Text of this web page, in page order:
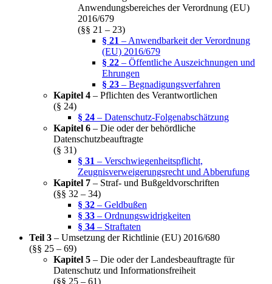
Anwendungsbereiches der Verordnung (EU)
2016/679
(§§ 21 – 23)
§ 21 – Anwendbarkeit der Verordnung
(EU) 2016/679
§ 22 – Öffentliche Auszeichnungen und
Ehrungen
§ 23 – Begnadigungsverfahren
Kapitel 4 – Pflichten des Verantwortlichen
(§ 24)
§ 24 – Datenschutz-Folgenabschätzung
Kapitel 6 – Die oder der behördliche
Datenschutzbeauftragte
(§ 31)
§ 31 – Verschwiegenheitspflicht,
Zeugnisverweigerungsrecht und Abberufung
Kapitel 7 – Straf- und Bußgeldvorschriften
(§§ 32 – 34)
§ 32 – Geldbußen
§ 33 – Ordnungswidrigkeiten
§ 34 – Straftaten
Teil 3 – Umsetzung der Richtlinie (EU) 2016/680
(§§ 25 – 69)
Kapitel 5 – Die oder der Landesbeauftragte für
Datenschutz und Informationsfreiheit
(§§ 25 – 61)